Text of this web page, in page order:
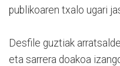
publikoaren txalo ugari
Desfile guztiak
eta sarrera doakoa